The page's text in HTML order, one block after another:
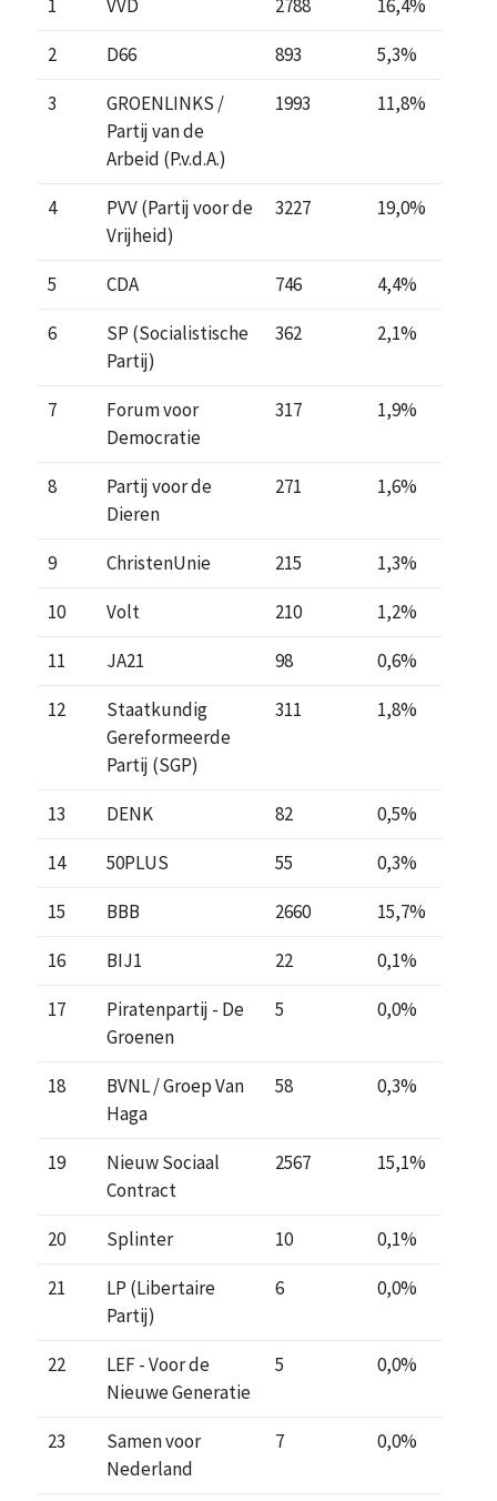
1 VVD 2788
16,4%
2
D66 893
5,3%
3
GROENLINKS /
Partij van de
Arbeid (P.v.d.A.)
1993 11,8%
4
PVV (Partij voor de
Vrijheid)
3227 19,0%
5 CDA 746
4,4%
6
SP (Socialistische
Partij)
362 2,1%
7
Forum voor
Democratie
317 1,9%
8
Partij voor de
Dieren
271 1,6%
9 ChristenUnie 215
1,3%
10
Volt 210
1,2%
11
JA21 98
0,6%
12
Staatkundig
Gereformeerde
Partij (SGP)
311 1,8%
13 DENK 82
0,5%
14
50PLUS 55
0,3%
15
BBB 2660
15,7%
16
BIJ1 22
0,1%
17
Piratenpartij - De
Groenen
5 0,0%
18
BVNL / Groep Van
Haga
58 0,3%
19
Nieuw Sociaal
Contract
2567 15,1%
20 Splinter 10
0,1%
21
LP (Libertaire
Partij)
6 0,0%
22
LEF - Voor de
Nieuwe Generatie
5 0,0%
23
Samen voor
Nederland
7 0,0%